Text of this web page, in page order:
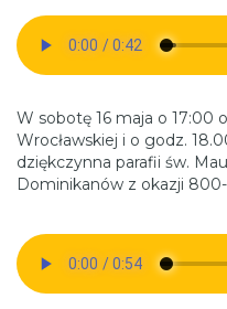
W sobotę 16 maja o 17:00
Wrocławskiej i o godz.
dziękczynna parafii św.
Dominikanów z okazji